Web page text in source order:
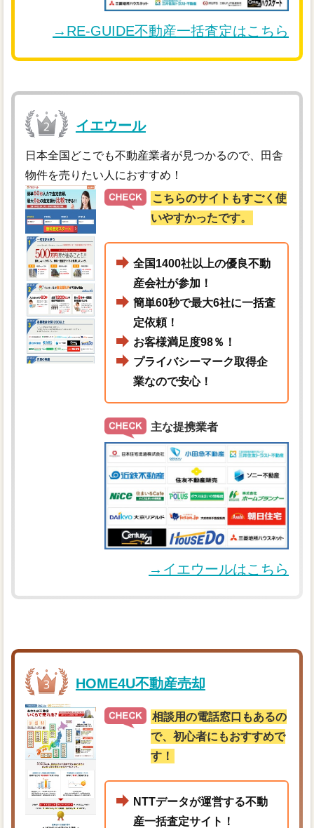
→RE-GUIDE不動産一括査定はこちら
イエウール
日本全国どこでも不動産業者が見つかるので、田舎
物件を売りたい人におすすめ！
こちらのサイトもすごく使
いやすかったです。
全国1400社以上の優良不動
産会社が参加！
簡単60秒で最大6社に一括査
定依頼！
お客様満足度98％！
プライバシーマーク取得企
業なので安心！
主な提携業者
→イエウールはこちら
HOME4U不動産売却
相談用の電話窓口もあるの
で、初心者にもおすすめで
す！
NTTデータが運営する不動
産一括査定サイト！